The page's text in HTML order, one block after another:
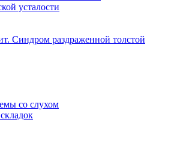
усталости
Синдром раздраженной толстой
со слухом